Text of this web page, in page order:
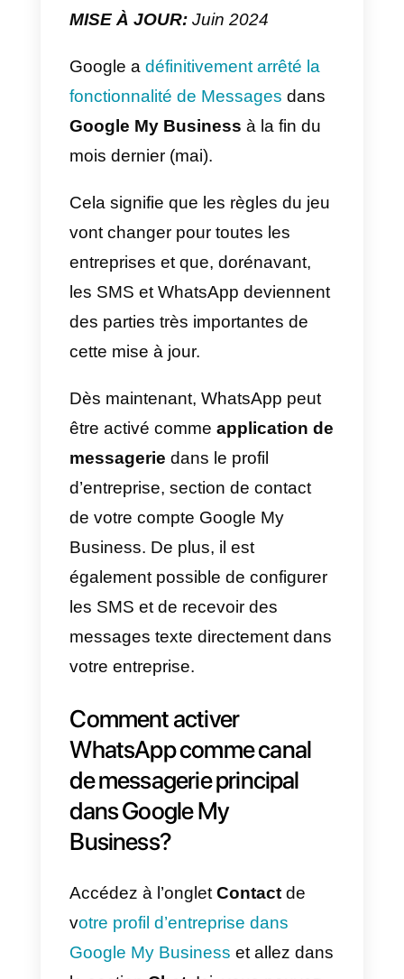
provenant de
Business vers
WhatsApp avec une
équipe multi-
agents?
Mises à jour de
Business 2023
MISE À JOUR: Juin 2024
Google a
Google My Business
mois dernier (mai).
Cela signifie que les règles du
vont changer pour toutes les
entreprises et que, dorénavant,
les SMS et WhatsApp
des parties très importantes de
Dès maintenant, WhatsApp peut
être activé commeapplication
messageriedans le profil
d’entreprise, section de contact
de votre compte Google My
Business. De plus, il est
également possible de configurer